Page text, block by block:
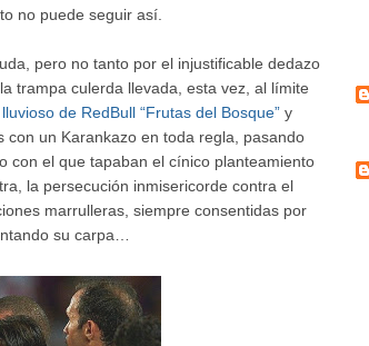
no puede seguir así.
pero no tanto por el injustificable dedazo
trampa culerda llevada, esta vez, al límite
de RedBull “Frutas del Bosque” y
un Karankazo en toda regla, pasando
con el que tapaban el cínico planteamiento
la persecución inmisericorde contra el
marrulleras, siempre consentidas por
su carpa…